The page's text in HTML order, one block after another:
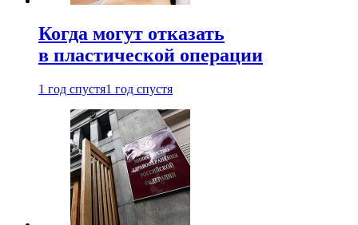
Когда могут отказать
в пластической операции
1 год спустя1 год спустя